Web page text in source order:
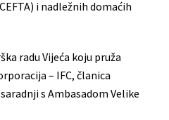
i nadležnih domaćih
radu Vijeća koju pruža
– IFC, članica
s Ambasadom Velike